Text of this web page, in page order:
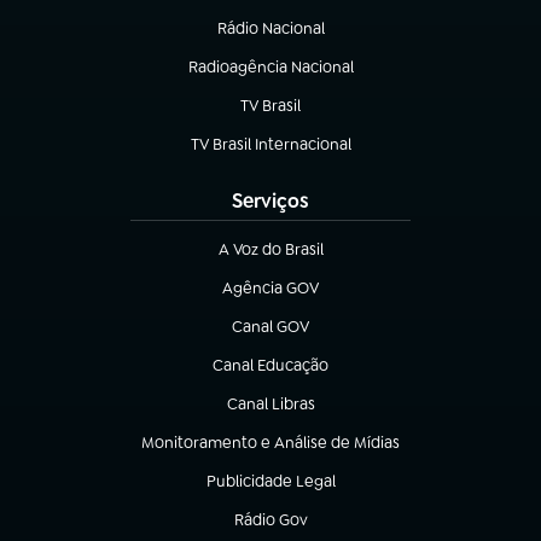
Rádio Nacional
Radioagência Nacional
(abre em nova aba)
TV Brasil
(abre em nova aba)
TV Brasil Internacional
(abre em nova aba)
Serviços
A Voz do Brasil
(abre em nova aba)
Agência GOV
(abre em nova aba)
Canal GOV
(abre em nova aba)
Canal Educação
(abre em nova aba)
Canal Libras
(abre em nova aba)
Monitoramento e Análise de Mídias
(abre em nova aba)
Publicidade Legal
(abre em nova aba)
Rádio Gov
(abre em nova aba)